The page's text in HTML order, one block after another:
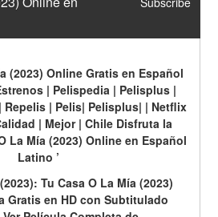
(2023) Online Gratis en Español
| Pelispedia | Pelisplus |
| Pelis| Pelisplus| | Netflix
| Mejor | Chile Disfruta la
La Mía (2023) Online en Español
Latino ’
Tu Casa O La Mía (2023)
Gratis en HD con Subtitulado